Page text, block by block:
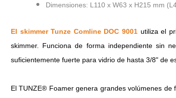
Dimensiones: L110 x W63 x H215 mm
El skimmer Tunze Comline DOC 9001utiliza el
skimmer. Funciona de forma independiente sin
suficientemente fuerte para vidrio de hasta 3/8" de
El TUNZE® Foamer genera grandes volúmenes